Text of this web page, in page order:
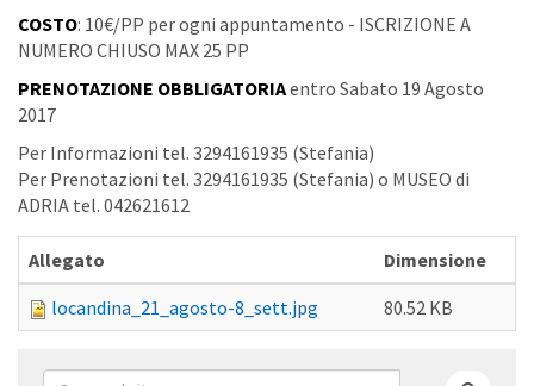
COSTO: 10€/PP per ogni appuntamento - ISCRIZIONE A
NUMERO CHIUSO MAX 25 PP
PRENOTAZIONE OBBLIGATORIAentro Sabato 19 Agosto
2017
Per Informazioni tel. 3294161935 (Stefania)
Per Prenotazioni tel. 3294161935 (Stefania) o MUSEO di
ADRIA tel. 042621612
Allegato
Dimensione
locandina_21_agosto-8_sett.jpg
80.52 KB